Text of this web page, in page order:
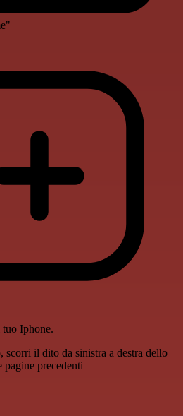
Iphone.
scorri il dito da sinistra a destra dello
pagine precedenti